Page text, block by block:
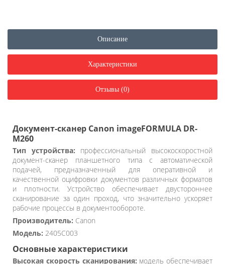
Описание
Характеристики
Отзывы (0)
Документ-сканер Canon imageFORMULA DR-
M260
Тип устройства: профессиональный высокоскоростной
документ-сканер планшетного типа с автоматической
подачей, предназначенный для оперативной и
качественной оцифровки документов различных форматов
и плотности. Устройство обеспечивает двустороннее
сканирование за один проход, что значительно ускоряет
рабочие процессы в документообороте.
Производитель: Canon
Модель: 2405C003
Основные характеристики
Высокая скорость сканирования: модель обеспечивает